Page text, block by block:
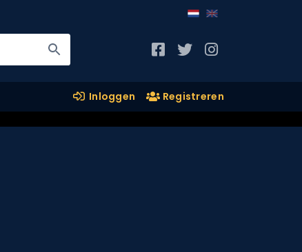
Inloggen Registreren